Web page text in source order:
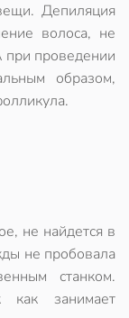
Депиляция
волоса, не
при проведении
образом,
не найдется в
не пробовала
станком.
как занимает